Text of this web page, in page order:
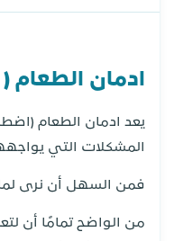
ادمان الطعام
يعد ادمان الطعام
المشكلات التي
فمن السهل أن نرى